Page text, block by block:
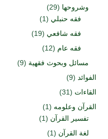
وشروحها (29)
فقه حنبلي (1)
فقه شافعي (19)
فقه عام (12)
مسائل وبحوث فقهية (9)
الفوائد (9)
القاءات (31)
القرآن وعلومه (1)
تفسير القرآن (1)
لغة القرآن (1)